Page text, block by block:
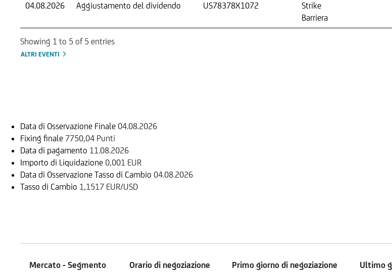
04.08.2026
Aggiustamento del dividendo US78378X1072
Strike
Barriera
Showing 1 to 5 of 5 entries
ALTRI EVENTI
Data di Osservazione Finale 04.08.2026
Fixing finale 7750,04 Punti
Data di pagamento 11.08.2026
Importo di Liquidazione 0,001 EUR
Data di Osservazione Tasso di Cambio 04.08.2026
Tasso di Cambio 1,1517 EUR/USD
Mercato - Segmento Orario di negoziazione Primo giorno di negoziazione Ultimo